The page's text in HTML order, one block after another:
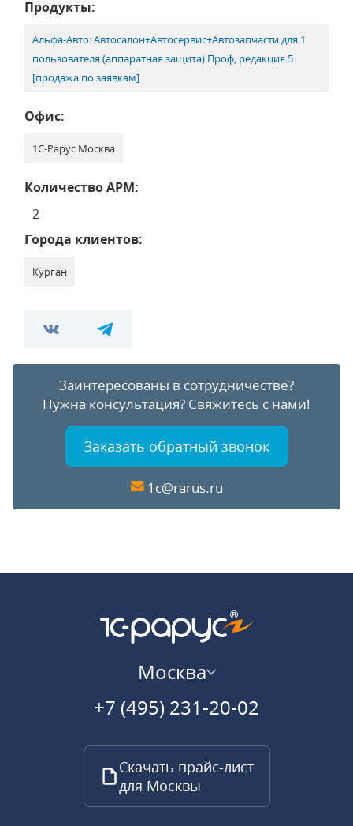
Продукты:
Альфа-Авто: Автосалон+Автосервис+Автозапчасти для 1
пользователя (аппаратная защита) Проф, редакция 5
[продажа по заявкам]
Офис:
1С-Рарус Москва
Количество АРМ:
2
Города клиентов:
Курган
Заинтересованы в сотрудничестве?
Нужна консультация? Свяжитесь с нами!
Заказать обратный звонок
1c@rarus.ru
Москва
+7 (495) 231-20-02
Скачать прайс-лист
для Москвы